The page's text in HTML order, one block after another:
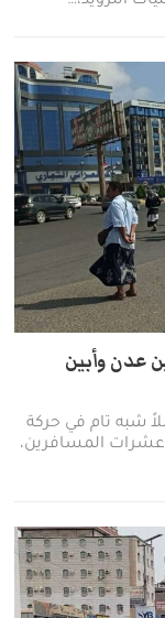
عدن وأبين
شبه تام في حركة
المسافرين،